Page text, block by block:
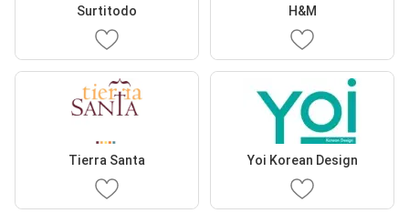
Surtitodo H&M
Tierra Santa Yoi Korean Design